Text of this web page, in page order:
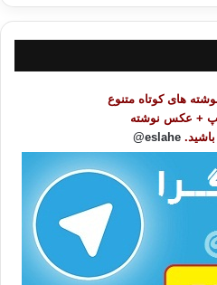
های کوتاه متنوع
+ عکس نوشته
eslahe@